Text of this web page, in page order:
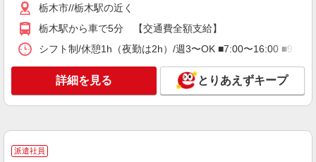
派遣社員
株式会社kotrio /●UT-H-1906667
栃木市≫タイパ重視で稼げる看護助手＊無料資
格支援で時給UP
時給1500円〜2125円 ＜日払い有/週払い有/交
通費全支給(ガソリン代含む)＞
栃木市//栃木駅の近く
栃木駅から車で5分 【交通費全額支給】
シフト制/休憩1h（夜勤は2h）/週3〜OK ■7:00〜16:00
詳細を見る とりあえずキープ
派遣社員